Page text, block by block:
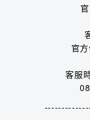
官
客服